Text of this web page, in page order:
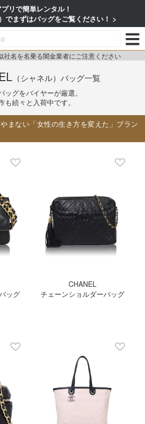
プリで簡単レンタル！
でまずはバッグをご覧ください！
社名を名乗る闇金業者にご注意ください
（シャネル） バッグ一覧
ッグをバイヤーが厳選。
も続々と入荷中です。
まない「女性の生き方を変えた」ブラン
ッグ
CHANEL
チェーンショルダーバッグ